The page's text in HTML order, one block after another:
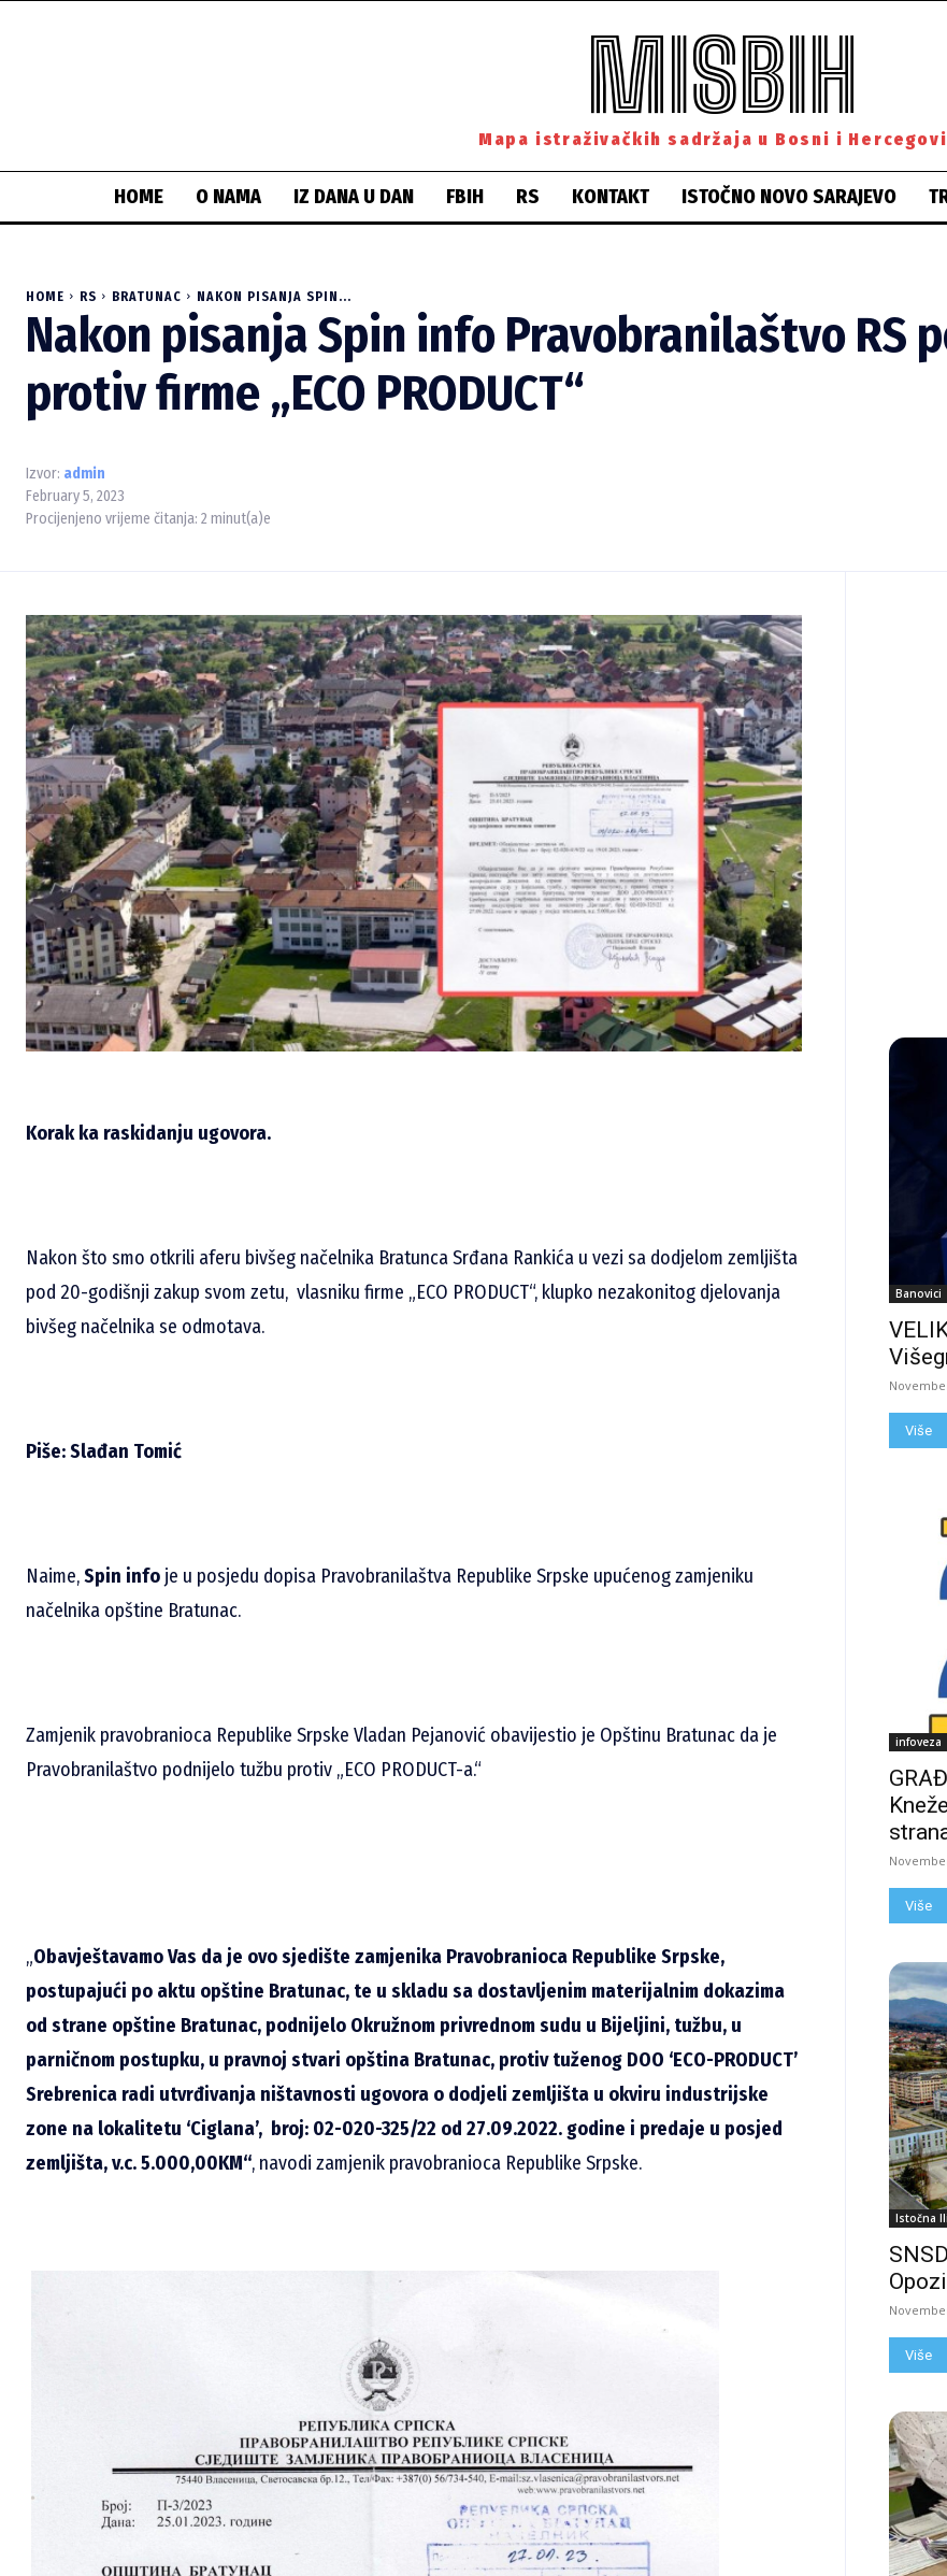
MISBIH
Mapa istraživačkih sadržaja u Bosni i
HOME O NAMA IZ DANA U DAN FBIH RS KONTAKT ISTOČNO NOVO SARAJEVO
HOME RS BRATUNAC NAKON PISANJA SPIN...
Nakon pisanja Spin info Pravobranilaštvo RS
protiv firme „ECO PRODUCT“
Izvor: admin
February 5, 2023
Procijenjeno vrijeme čitanja: 2 minut(a)e
Korak ka raskidanju ugovora.
Nakon što smo otkrili aferu bivšeg načelnika Bratunca Srđana Rankića u vezi sa dodjelom zemljišta
pod 20-godišnji zakup svom zetu, vlasniku firme „ECO PRODUCT“, klupko nezakonitog djelovanja
bivšeg načelnika se odmotava.
Piše: Slađan Tomić
Naime,Spin info je u posjedu dopisa Pravobranilaštva Republike Srpske upućenog zamjeniku
načelnika opštine Bratunac.
Zamjenik pravobranioca Republike Srpske Vladan Pejanović obavijestio je Opštinu Bratunac da je
Pravobranilaštvo podnijelo tužbu protiv „ECO PRODUCT-a.“
„Obavještavamo Vas da je ovo sjedište zamjenika Pravobranioca Republike Srpske,
postupajući po aktu opštine Bratunac, te u skladu sa dostavljenim materijalnim dokazima
od strane opštine Bratunac, podnijelo Okružnom privrednom sudu u Bijeljini, tužbu, u
parničnom postupku, u pravnoj stvari opština Bratunac, protiv tuženog DOO ‘ECO-PRODUCT’
Srebrenica radi utvrđivanja ništavnosti ugovora o dodjeli zemljišta u okviru industrijske
zone na lokalitetu ‘Ciglana’, broj: 02-020-325/22 od 27.09.2022. godine i predaje u posjed
zemljišta, v.c. 5.000,00KM“, navodi zamjenik pravobranioca Republike Srpske.
Banovici
Više
infoveza
Više
Istočna
Više